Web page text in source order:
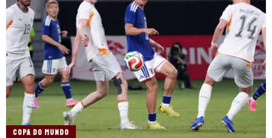
COPA DO MUNDO